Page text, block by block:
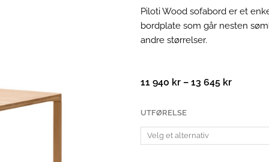
Piloti Wood sofabord er et
bordplate som går nesten
andre størrelser.
11 940 kr – 13 645 kr
til
UTFØRELSE
Piloti
Wood
Sofabord